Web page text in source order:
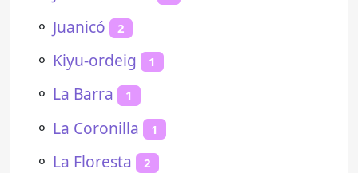
⚬ Juanicó 2
⚬ Kiyu-ordeig 1
⚬ La Barra 1
⚬ La Coronilla 1
⚬ La Floresta 2